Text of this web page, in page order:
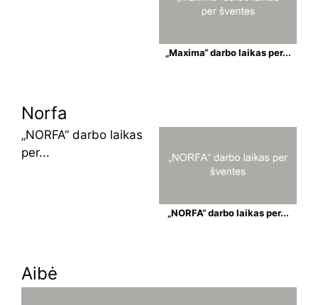
„Maxima“ darbo laikas per...
Norfa
„NORFA“ darbo laikas
per...
„NORFA“ darbo laikas per...
Aibė